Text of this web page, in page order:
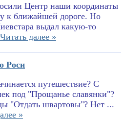
Центр наши координаты
к ближайшей дороге. Но
выдал какую-то
Читать далее »
Роси
путешествие? С
под "Прощанье славянки"?
"Отдать швартовы"? Нет ...
»